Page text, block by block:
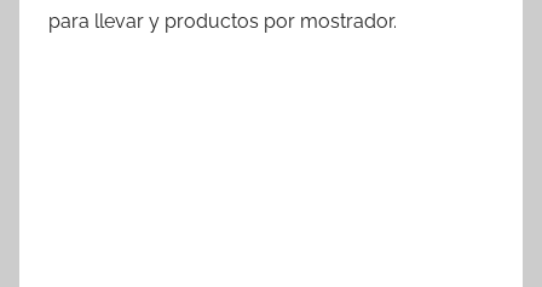
para llevar y productos por mostrador.